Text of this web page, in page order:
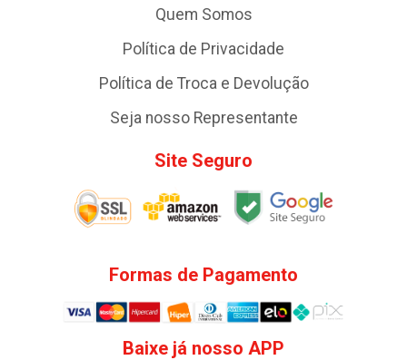
Quem Somos
Política de Privacidade
Política de Troca e Devolução
Seja nosso Representante
Site Seguro
Formas de Pagamento
Baixe já nosso APP